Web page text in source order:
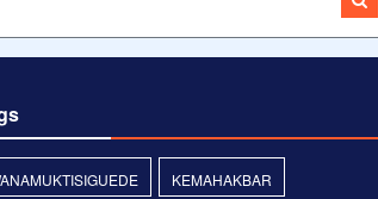
KEMAHAKBAR